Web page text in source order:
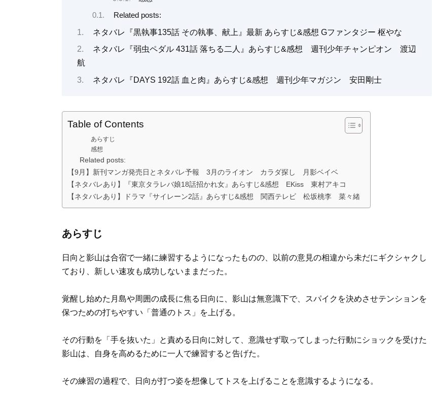
Related posts:
ネタバレ『黒執事135話 その執事、献上』最新 あらすじ&感想 Gファンタジー 枢やな
ネタバレ『弱虫ペダル 431話 落ちる二人』あらすじ&感想 週刊少年チャンピオン 渡辺
航
ネタバレ『DAYS 192話 血と肉』あらすじ&感想 週刊少年マガジン 安田剛士
Table of Contents
あらすじ
感想
Related posts:
【9月】新刊マンガ発売日とネタバレ予報 3月のライオン カラダ探し 月影ベイベ
【ネタバレあり】『東京タラレバ娘18話招かれ女』あらすじ&感想 EKiss 東村アキコ
【ネタバレあり】ドラマ『サイレーン2話』あらすじ&感想 関西テレビ 松坂桃李 菜々緒
あらすじ
日向と影山は合宿で一緒に練習するようになったものの、以前の意見の相違から未だにギクシャクし
ており、新しい速攻も成功しないままだった。
覚醒し始めた月島や周囲の成長に焦る日向に、影山は無意識下で、スパイクを決めさせテンションを
保つための打ちやすい「普通のトス」を上げる。
その行動を「手を抜いた」と責める日向に対して、意識せず取ってしまった行動にショックを受けた
影山は、自身を高めるために一人で練習すると告げた。
その練習の過程で、日向が打つ姿を想像してトスを上げることを意識するようになる。